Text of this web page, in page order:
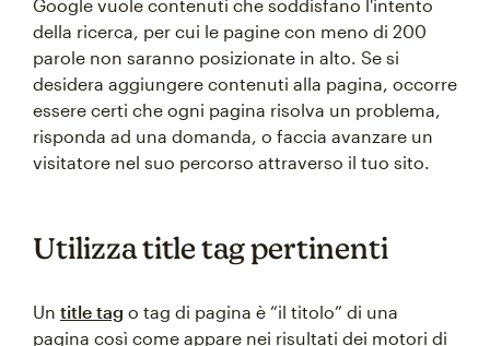
Google vuole contenuti che soddisfano l'intento
della ricerca, per cui le pagine con meno di 200
parole non saranno posizionate in alto. Se si
desidera aggiungere contenuti alla pagina, occorre
essere certi che ogni pagina risolva un problema,
risponda ad una domanda, o faccia avanzare un
visitatore nel suo percorso attraverso il tuo sito.
Utilizza title tag pertinenti
Un title tag o tag di pagina è “il titolo” di una
pagina così come appare nei risultati dei motori di